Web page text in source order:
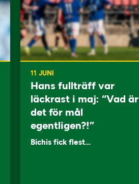
11 JUNI
Hans fullträff var
läckrast i maj: “Vad är
det för mål
egentligen?!”
Bichis fick flest…